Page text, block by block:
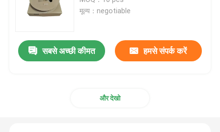
नेटवर्क पैच पैनल
मूल्य：negotiable
सबसे अच्छी कीमत हमसे संपर्क करें
और देखो